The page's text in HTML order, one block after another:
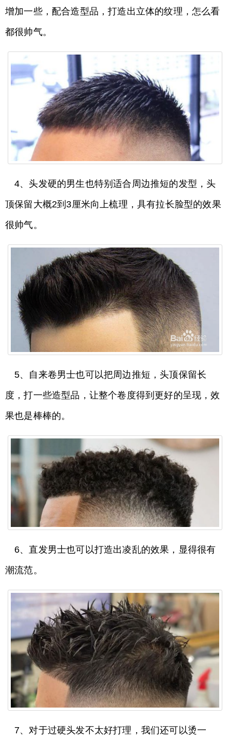
增加一些，配合造型品，打造出立体的纹理，怎么看
都很帅气。
4、头发硬的男生也特别适合周边推短的发型，头
顶保留大概2到3厘米向上梳理，具有拉长脸型的效果
很帅气。
5、自来卷男士也可以把周边推短，头顶保留长
度，打一些造型品，让整个卷度得到更好的呈现，效
果也是棒棒的。
6、直发男士也可以打造出凌乱的效果，显得很有
潮流范。
7、对于过硬头发不太好打理，我们还可以烫一